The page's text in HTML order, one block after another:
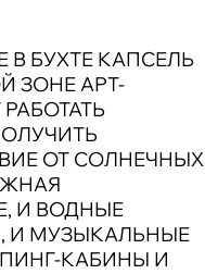
БУХТЕ КАПСЕЛЬ
ЗОНЕ АРТ-
ОТ СОЛНЕЧНЫХ
И ВОДНЫЕ
И МУЗЫКАЛЬНЫЕ
КАБИНЫ И